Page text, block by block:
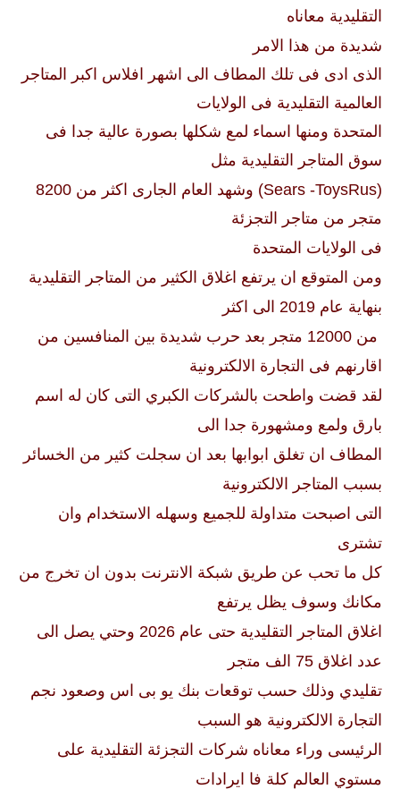
التقليدية معاناه
شديدة من هذا الامر
الذى ادى فى تلك المطاف الى اشهر افلاس اكبر المتاجر
العالمية التقليدية فى الولايات
المتحدة ومنها اسماء لمع شكلها بصورة عالية جدا فى
سوق المتاجر التقليدية مثل
(
Sears -ToysRus
) وشهد العام الجارى اكثر من 8200
متجر من متاجر التجزئة
فى الولايات المتحدة
ومن المتوقع ان يرتفع اغلاق الكثير من المتاجر التقليدية
بنهاية عام 2019 الى اكثر
من 12000 متجر بعد حرب شديدة بين المنافسين من
اقارنهم فى التجارة الالكترونية
لقد قضت واطحت بالشركات الكبري التى كان له اسم
بارق ولمع ومشهورة جدا الى
المطاف ان تغلق ابوابها بعد ان سجلت كثير من الخسائر
بسبب المتاجر الالكترونية
التى اصبحت متداولة للجميع وسهله الاستخدام وان
تشترى
كل ما تحب عن طريق شبكة الانترنت بدون ان تخرج من
مكانك وسوف يظل يرتفع
اغلاق المتاجر التقليدية حتى عام 2026 وحتي يصل الى
عدد اغلاق 75 الف متجر
تقليدي وذلك حسب توقعات بنك يو بى اس وصعود نجم
التجارة الالكترونية هو السبب
الرئيسى وراء معاناه شركات التجزئة التقليدية على
مستوي العالم كلة فا ايرادات